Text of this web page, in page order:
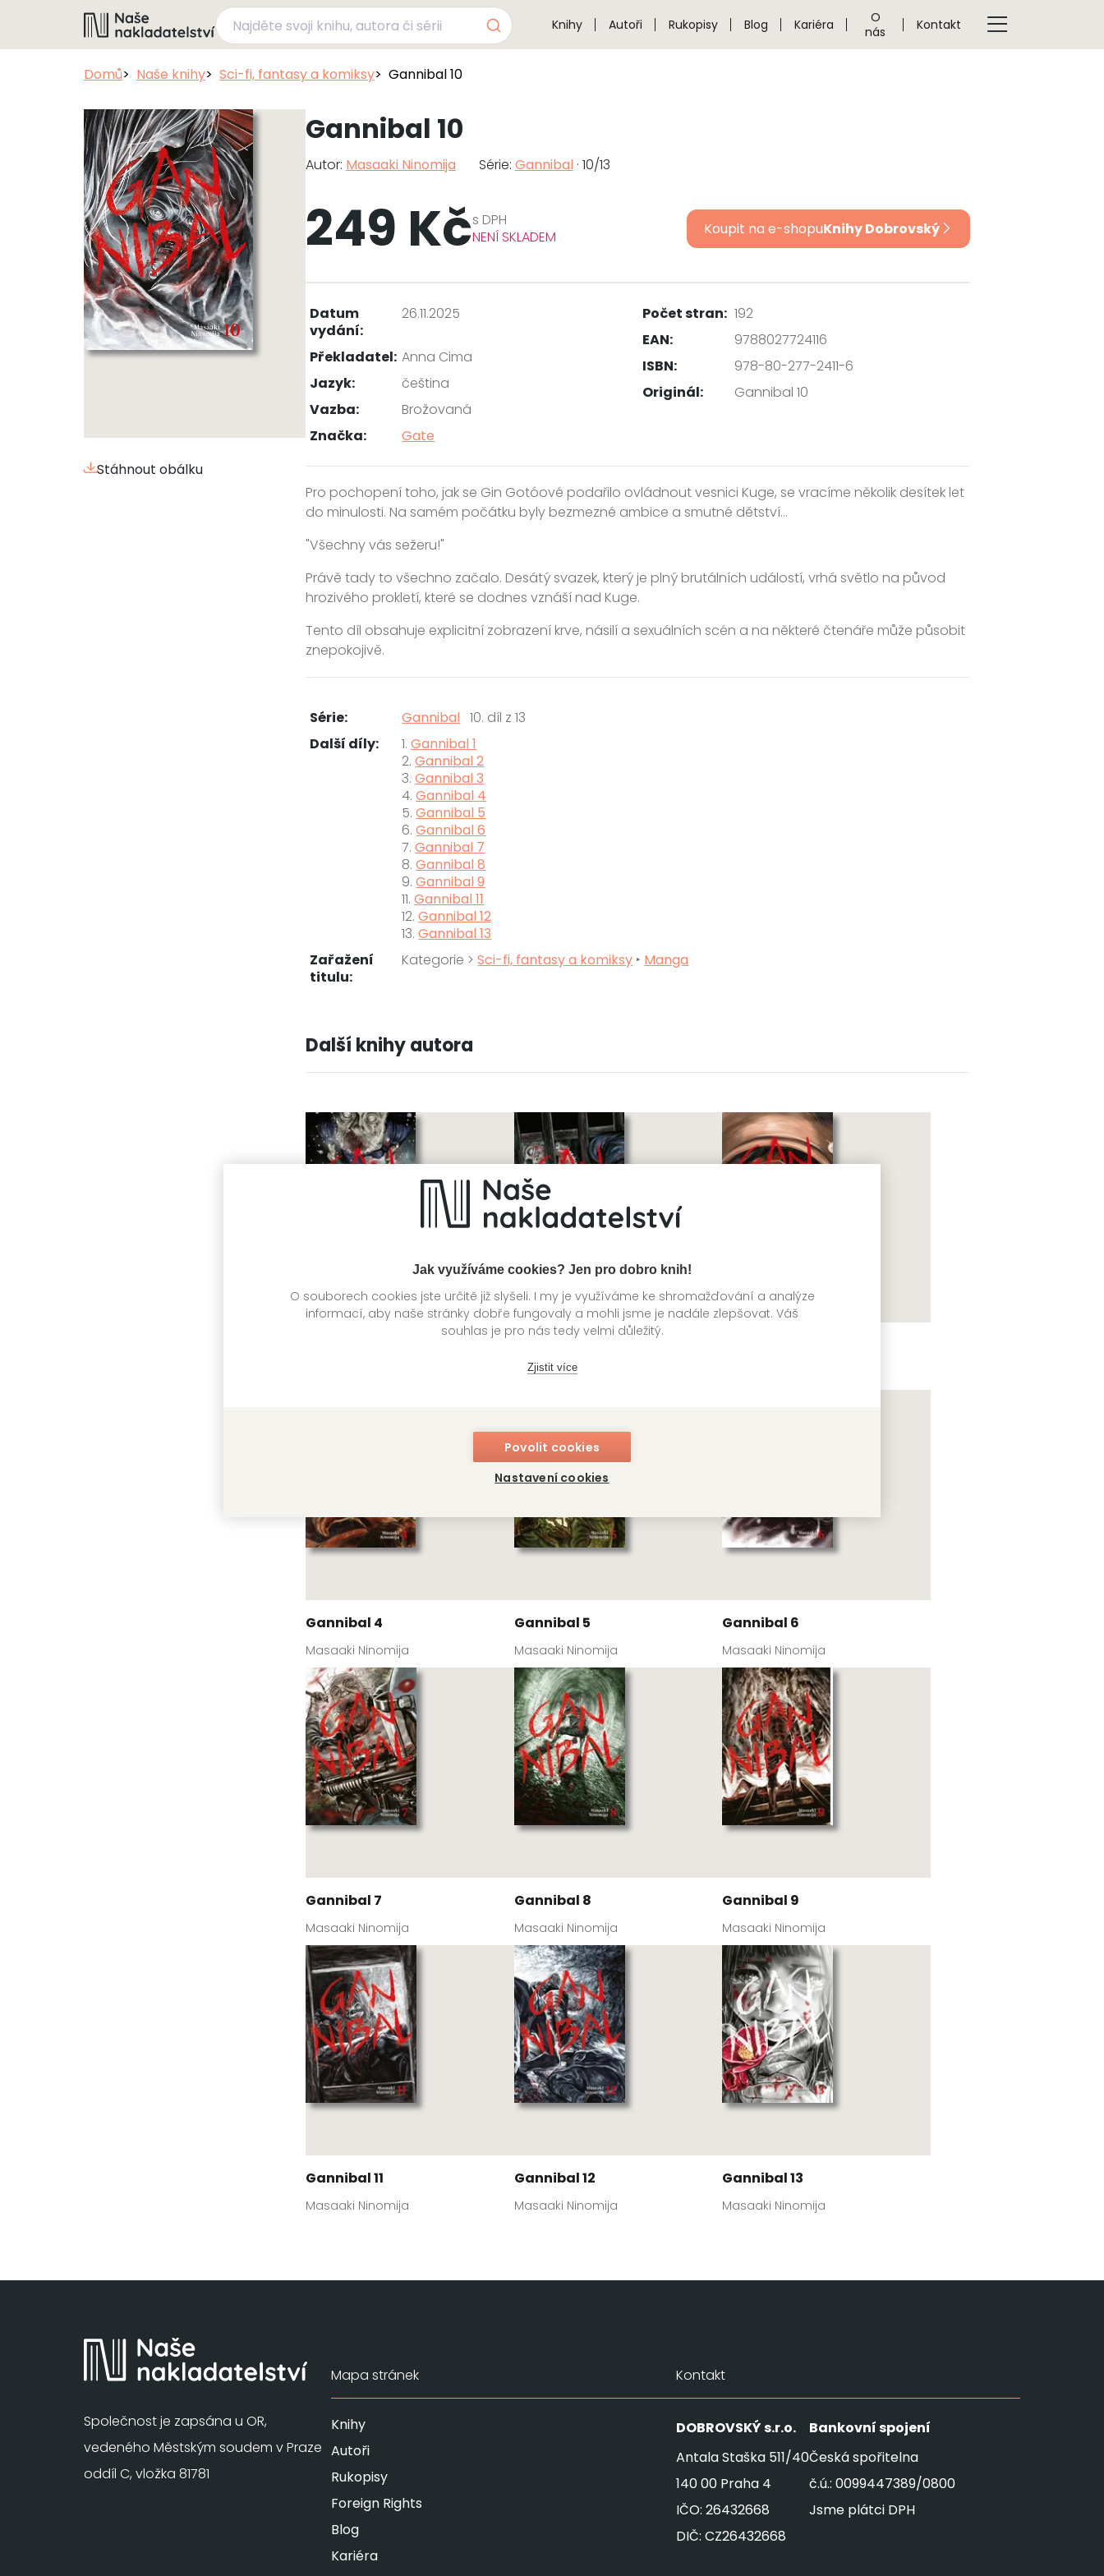
Jak využíváme cookies? Jen pro dobro knih!
O souborech cookies jste určitě již slyšeli. I my je využíváme ke shromažďování a analýze
informací, aby naše stránky dobře fungovaly a mohli jsme je nadále zlepšovat. Váš
souhlas je pro nás tedy velmi důležitý.
Zjistit více
Povolit cookies
Nastavení cookies
Knihy Autoři Rukopisy Blog Kariéra
O
nás
Kontakt
Domů Naše knihy Sci-fi, fantasy a komiksy Gannibal 10
Stáhnout obálku
Gannibal 10
Autor: Masaaki Ninomija Série: Gannibal· 10/13
249 Kčs DPH
NENÍ SKLADEM
Koupit na e-shopuKnihy Dobrovský
Datum
vydání:
26.11.2025
Překladatel: Anna Cima
Jazyk:
čeština
Vazba:
Brožovaná
Počet stran: 192
EAN:
9788027724116
ISBN:
978-80-277-2411-6
Originál:
Gannibal 10
Značka: Gate
Pro pochopení toho, jak se Gin Gotóové podařilo ovládnout vesnici Kuge, se vracíme několik desítek let
do minulosti. Na samém počátku byly bezmezné ambice a smutné dětství...
"Všechny vás sežeru!"
Právě tady to všechno začalo. Desátý svazek, který je plný brutálních událostí, vrhá světlo na původ
hrozivého prokletí, které se dodnes vznáší nad Kuge.
Tento díl obsahuje explicitní zobrazení krve, násilí a sexuálních scén a na některé čtenáře může působit
znepokojivě.
Série: Gannibal 10. díl z 13
Další díly:
1.Gannibal 1
2.Gannibal 2
3.Gannibal 3
4.Gannibal 4
5.Gannibal 5
6.Gannibal 6
7.Gannibal 7
8.Gannibal 8
9.Gannibal 9
11.Gannibal 11
12.Gannibal 12
13.Gannibal 13
Zařažení
titulu:
Kategorie >Sci-fi, fantasy a komiksy ‣ Manga
Další knihy autora
Masaaki Ninomija
Gannibal 4
Masaaki Ninomija
Gannibal 5
Masaaki Ninomija
Gannibal 6
Masaaki Ninomija
Gannibal 7
Masaaki Ninomija
Gannibal 8
Masaaki Ninomija
Gannibal 9
Masaaki Ninomija
Gannibal 11
Masaaki Ninomija
Gannibal 12
Masaaki Ninomija
Gannibal 13
Masaaki Ninomija
Společnost je zapsána u OR,
vedeného Městským soudem v Praze
oddíl C, vložka 81781
Mapa stránek
Knihy
Autoři
Rukopisy
Foreign Rights
Blog
Kariéra
Kontakt
DOBROVSKÝs.r.o.
Antala Staška 511/40
140 00 Praha 4
IČO: 26432668
DIČ: CZ26432668
Bankovní spojení
Česká spořitelna
č.ú.: 0099447389/0800
Jsme plátci DPH